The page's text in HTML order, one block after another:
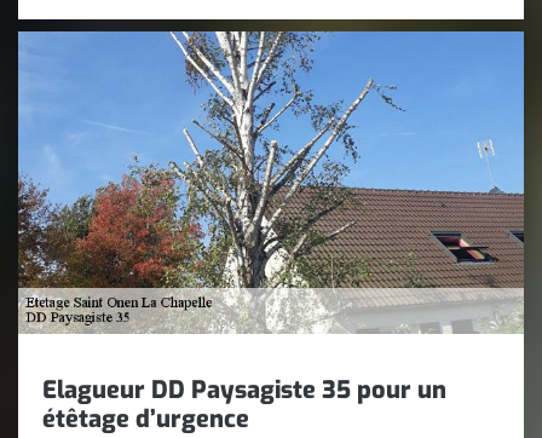
Elagueur DD Paysagiste 35 pour un
étêtage d’urgence